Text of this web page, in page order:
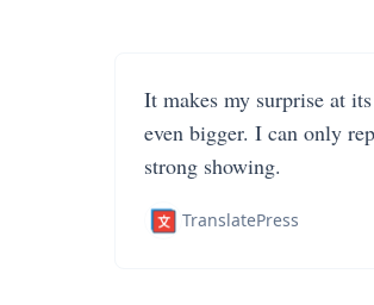
It makes my surprise at
even bigger. I can only
strong showing.
TranslatePress